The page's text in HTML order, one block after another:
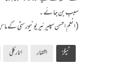
سبب بن جائے۔
(انعم احسن سپیرئیر یونیورسٹی کے
ٹیگز اشتہار انارکلی